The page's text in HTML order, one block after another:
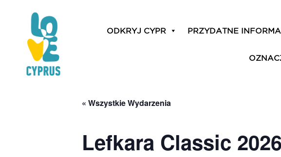
ODKRYJ CYPR PRZYDATNE
« Wszystkie Wydarzenia
Lefkara Classic